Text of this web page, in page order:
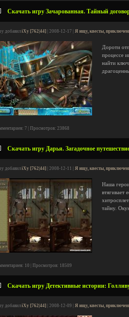
Скачать игру Зачарованная. Тайный
добавилiXy [762|44] | 2008-12-17 | Я ищу, квесты,
Дороти
процессе
найти
7 | Просмотров: 23868
Скачать игру Дарья. Загадочное
добавилiXy [762|44] | 2008-12-11 | Я ищу, квесты,
Наша
втягивает
тайну.
10 | Просмотров: 18509
Скачать игру Детективные истории:
добавилiXy [762|44] | 2008-12-09 | Я ищу, квесты,